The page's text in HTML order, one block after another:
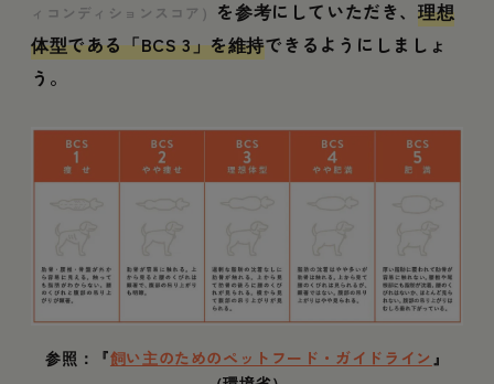
ィコンディションスコア） を参考にしていただき、理想
体型である「BCS 3」を維持できるようにしましょ
う。
参照：『飼い主のためのペットフード・ガイドライン』